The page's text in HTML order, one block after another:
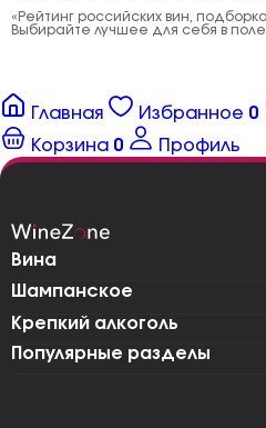
«Рейтинг российских вин,
Выбирайте лучшее для себя в
Главная Избранное 0
Корзина 0 Профиль
Вина
Шампанское
Крепкий алкоголь
Популярные разделы